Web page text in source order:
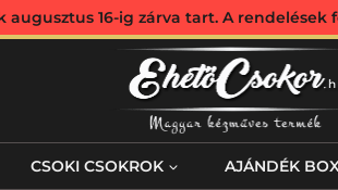
16-ig zárva tart. A rendelések
CSOKI CSOKROK AJÁNDÉK